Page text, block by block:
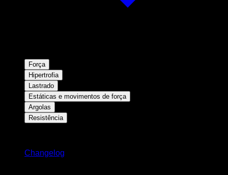
Força
Hipertrofia
Lastrado
Estáticas e movimentos de força
Argolas
Resistência
Changelog